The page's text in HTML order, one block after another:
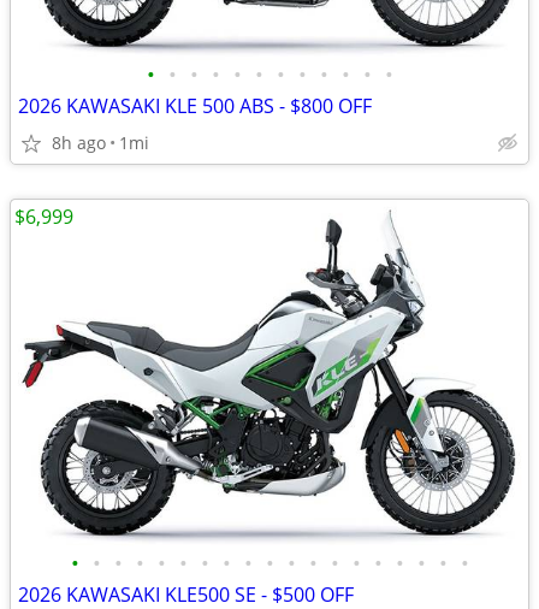
• • • • • • • • • • • •
2026 KAWASAKI KLE 500 ABS - $800 OFF
8h ago 1mi
• • • • • • • • • • • • • • • • • • •
2026 KAWASAKI KLE500 SE - $500 OFF
$6,999